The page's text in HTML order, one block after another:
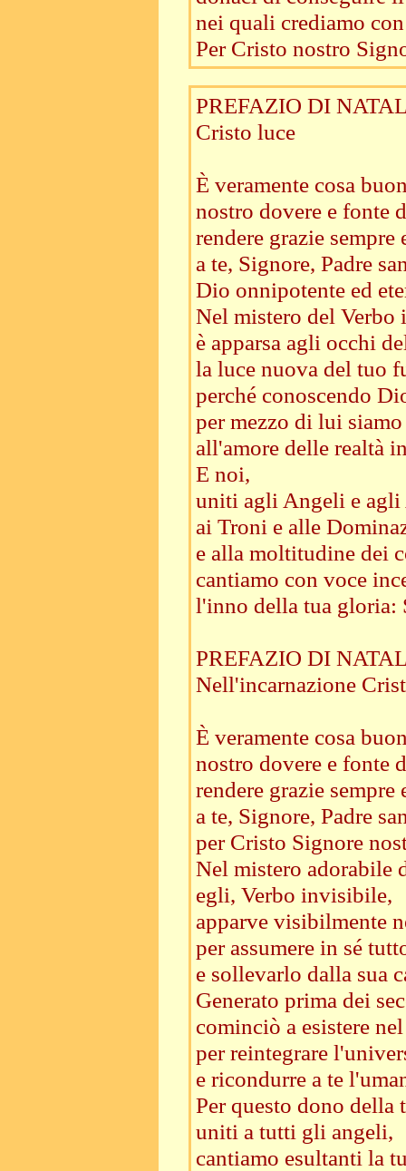
nei quali crediamo
Per Cristo nostro
PREFAZIO DI
Cristo luce
È veramente cosa
nostro dovere e fonte
rendere grazie
a te, Signore, Padre
Dio onnipotente ed
Nel mistero del Verbo
è apparsa agli occhi
la luce nuova del tuo
perché conoscendo
per mezzo di lui
all'amore delle realtà
E noi,
uniti agli Angeli e agli
ai Troni e alle
e alla moltitudine dei
cantiamo con voce
l'inno della tua gloria:
PREFAZIO DI
Nell'incarnazione
È veramente cosa
nostro dovere e fonte
rendere grazie
a te, Signore, Padre
per Cristo Signore
Nel mistero adorabile
egli, Verbo invisibile,
apparve visibilmente
per assumere in sé
e sollevarlo dalla sua
Generato prima dei
cominciò a esistere
per reintegrare
e ricondurre a te
Per questo dono della
uniti a tutti gli angeli,
cantiamo esultanti la